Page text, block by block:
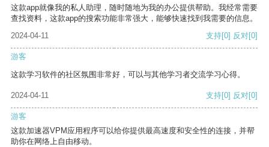
这款app就像我的私人助理，随时随地为我的办公提供帮助。我经常需要
查找资料，这款app的搜索功能非常强大，能够快速找到我需要的信息。
2024-04-11
支持[0] 反对[0]
游客
这款学习软件的社区氛围非常好，可以与其他学习者交流学习心得。
2024-04-11 支持[0] 反对[0]
游客
这款加速器VPM应用程序可以给你提供最高速度和安全性的连接，并帮
助你在网络上自由移动。